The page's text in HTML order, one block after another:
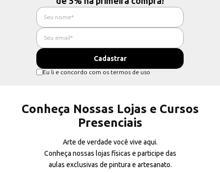
Eu li e concordo com os termos de uso
Conheça Nossas Lojas e Cursos
Presenciais
Arte de verdade você vive aqui.
Conheça nossas lojas físicas e participe das
aulas exclusivas de pintura e artesanato.